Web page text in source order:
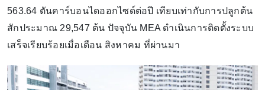
563.64 ตันคาร์บอนไดออกไซด์ต่อปี เทียบเท่ากับการปลูกต้น
สักประมาณ 29,547 ต้น ปัจจุบัน MEA ดำเนินการติดตั้งระบบ
เสร็จเรียบร้อยเมื่อเดือน สิงหาคม ที่ผ่านมา